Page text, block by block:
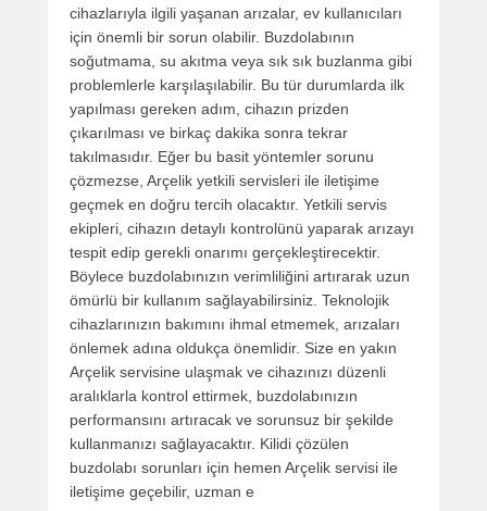
cihazlarıyla ilgili yaşanan arızalar, ev kullanıcıları
için önemli bir sorun olabilir. Buzdolabının
soğutmama, su akıtma veya sık sık buzlanma gibi
problemlerle karşılaşılabilir. Bu tür durumlarda ilk
yapılması gereken adım, cihazın prizden
çıkarılması ve birkaç dakika sonra tekrar
takılmasıdır. Eğer bu basit yöntemler sorunu
çözmezse, Arçelik yetkili servisleri ile iletişime
geçmek en doğru tercih olacaktır. Yetkili servis
ekipleri, cihazın detaylı kontrolünü yaparak arızayı
tespit edip gerekli onarımı gerçekleştirecektir.
Böylece buzdolabınızın verimliliğini artırarak uzun
ömürlü bir kullanım sağlayabilirsiniz. Teknolojik
cihazlarınızın bakımını ihmal etmemek, arızaları
önlemek adına oldukça önemlidir. Size en yakın
Arçelik servisine ulaşmak ve cihazınızı düzenli
aralıklarla kontrol ettirmek, buzdolabınızın
performansını artıracak ve sorunsuz bir şekilde
kullanmanızı sağlayacaktır. Kilidi çözülen
buzdolabı sorunları için hemen Arçelik servisi ile
iletişime geçebilir, uzman e